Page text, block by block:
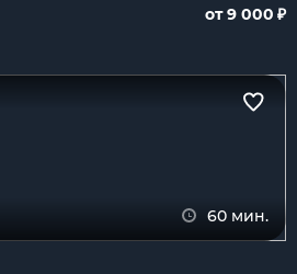
от 9 000 ₽
60 мин.